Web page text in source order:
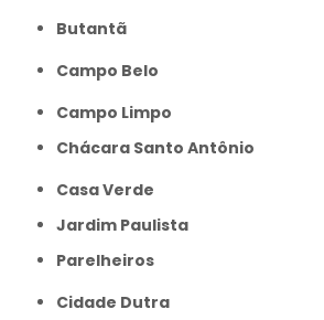
Butantã
Campo Belo
Campo Limpo
Chácara Santo Antônio
Casa Verde
Jardim Paulista
Parelheiros
Cidade Dutra